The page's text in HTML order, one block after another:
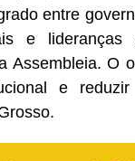
entre
e
Assembleia. O
e